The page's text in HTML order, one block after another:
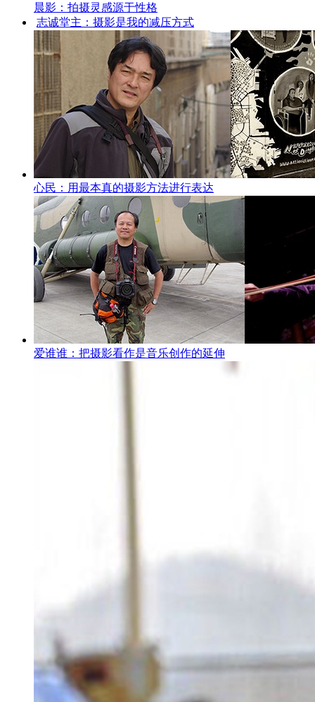
晨影：拍摄灵感源于性格
志诚堂主：摄影是我的减压方式
心民：用最本真的摄影方法进行表达
爱谁谁：把摄影看作是音乐创作的延伸